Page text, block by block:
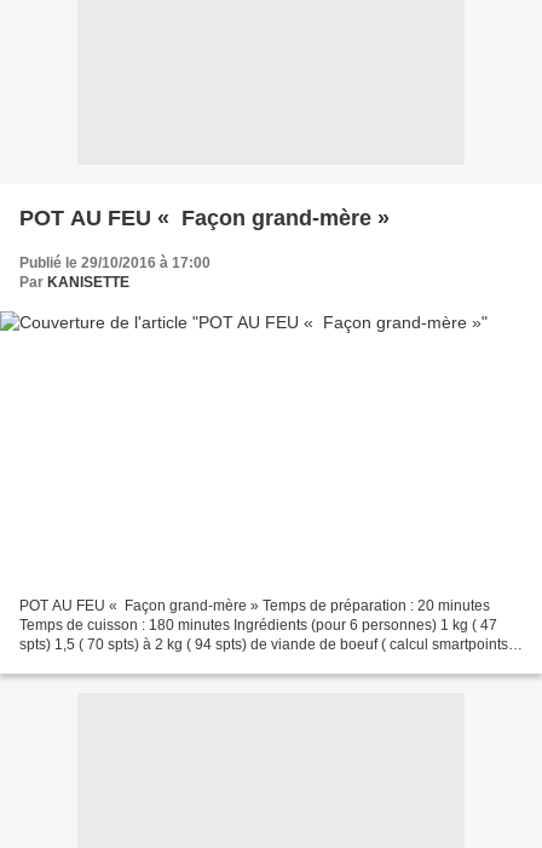
POT AU FEU « Façon grand-mère »
Publié le 29/10/2016 à 17:00
Par KANISETTE
POT AU FEU « Façon grand-mère » Temps de préparation : 20 minutes
Temps de cuisson : 180 minutes Ingrédients (pour 6 personnes) 1 kg ( 47
spts) 1,5 ( 70 spts) à 2 kg ( 94 spts) de viande de boeuf ( calcul smartpoints